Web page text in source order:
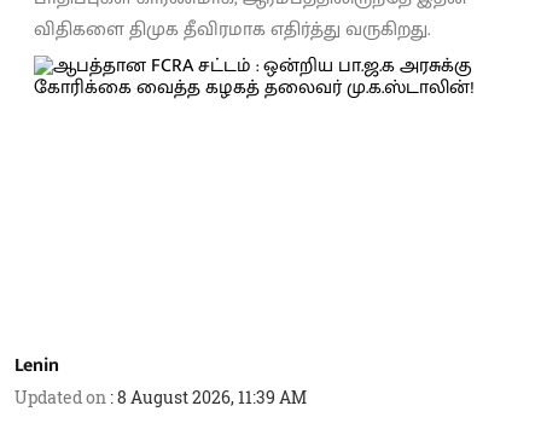
விதிகளை திமுக தீவிரமாக எதிர்த்து வருகிறது.
Lenin
Updated on :8 August 2026, 11:39 AM